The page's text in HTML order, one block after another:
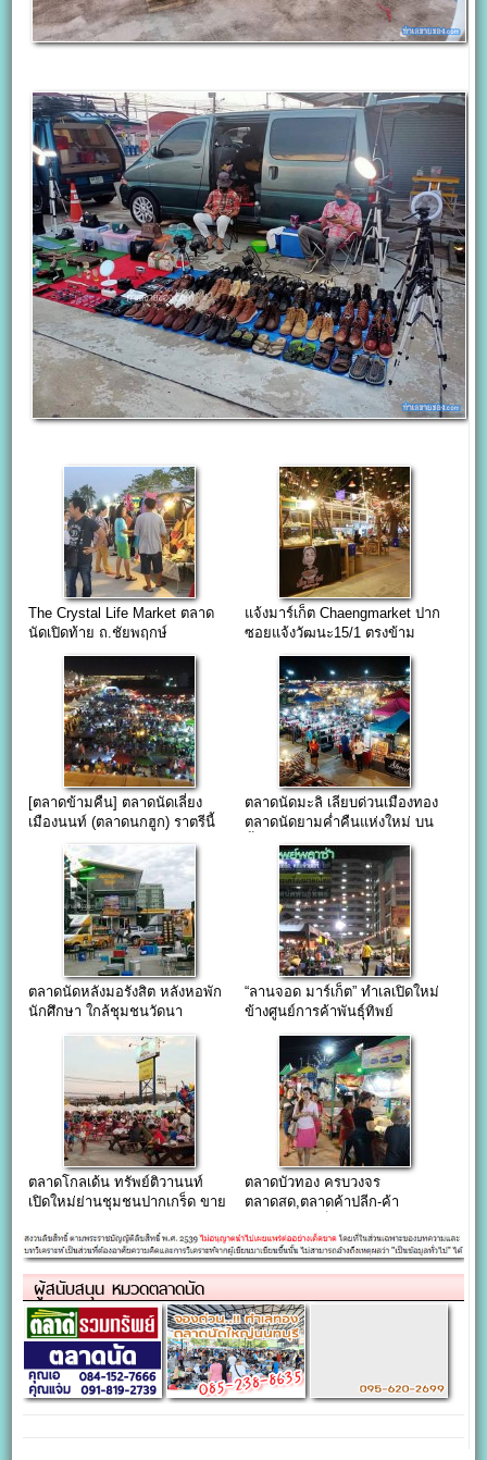
The Crystal Life Market ตลาด
นัดเปิดท้าย ถ.ชัยพฤกษ์
แจ้งมาร์เก็ต Chaengmarket ปาก
ซอยแจ้งวัฒนะ15/1 ตรงข้าม
[ตลาดข้ามคืน] ตลาดนัดเลี่ยง
เมืองนนท์ (ตลาดนกฮูก) ราตรีนี้
ยังอีกยาวไกล…
ตลาดนัดมะลิ เลียบด่วนเมืองทอง
ตลาดนัดยามค่ำคืนแห่งใหม่ บน
พื้นที่กว่า 50 ไร่
ตลาดนัดหลังมอรังสิต หลังหอพัก
นักศึกษา ใกล้ชุมชนวัดนา
“ลานจอด มาร์เก็ต” ทำเลเปิดใหม่
ข้างศูนย์การค้าพันธุ์ทิพย์
ตลาดโกลเด้น ทรัพย์ติวานนท์
เปิดใหม่ย่านชุมชนปากเกร็ด ขาย
ตลาดบัวทอง ครบวงจร
ตลาดสด,ตลาดค้าปลีก-ค้า
ชั่วโมง
ผู้สนับสนุน หมวดตลาดนัด